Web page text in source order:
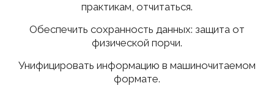
практикам, отчитаться.
Обеспечить сохранность данных: защита от
физической порчи.
Унифицировать информацию в машиночитаемом
формате.